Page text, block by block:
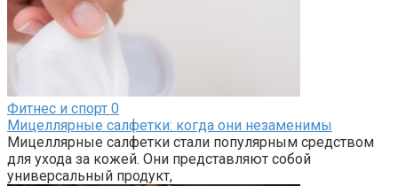
Фитнес и спорт 0
Мицеллярные салфетки: когда они незаменимы
Мицеллярные салфетки стали популярным средством
для ухода за кожей. Они представляют собой
универсальный продукт,